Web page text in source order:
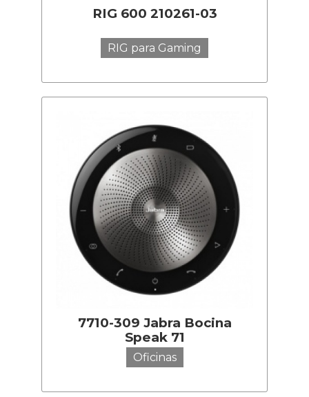
RIG 600 210261-03
RIG para Gaming
7710-309 Jabra Bocina
Speak 71
Oficinas